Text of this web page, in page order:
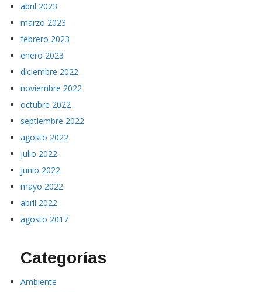
abril 2023
marzo 2023
febrero 2023
enero 2023
diciembre 2022
noviembre 2022
octubre 2022
septiembre 2022
agosto 2022
julio 2022
junio 2022
mayo 2022
abril 2022
agosto 2017
Categorías
Ambiente